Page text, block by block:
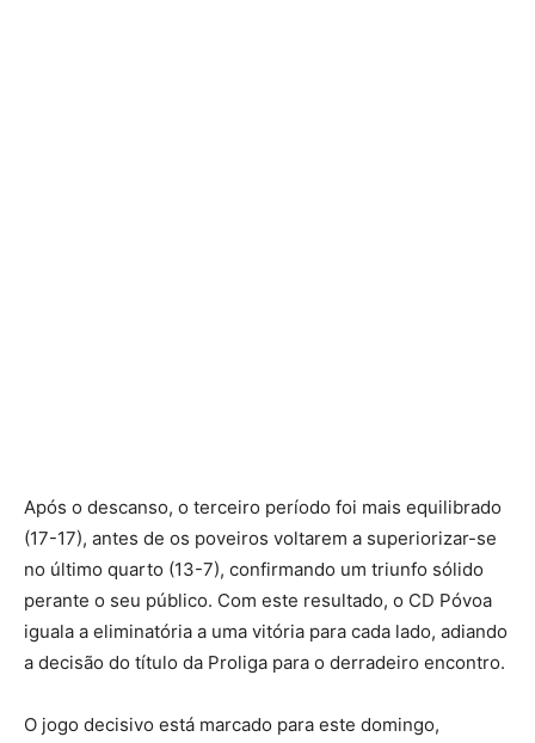
Após o descanso, o terceiro período foi mais equilibrado
(17-17), antes de os poveiros voltarem a superiorizar-se
no último quarto (13-7), confirmando um triunfo sólido
perante o seu público. Com este resultado, o CD Póvoa
iguala a eliminatória a uma vitória para cada lado, adiando
a decisão do título da Proliga para o derradeiro encontro.
O jogo decisivo está marcado para este domingo,